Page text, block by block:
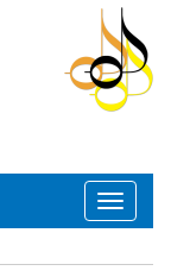
Toggle